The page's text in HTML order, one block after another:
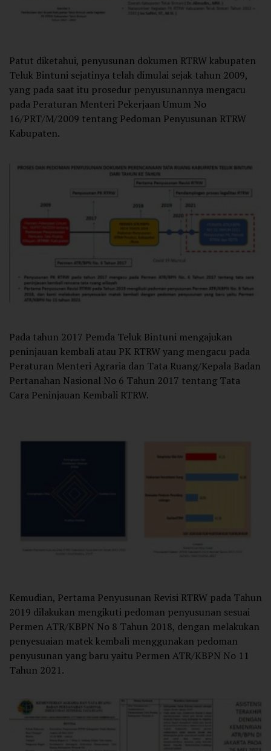
Patut diketahui, penyusunan dokumen RTRW kabupaten
Teluk Bintuni sejatinya telah dimulai sejak tahun 2009,
yang pada saat itu prosedur penyusunannya mengacu
pada Peraturan Menteri Pekerjaan Umum No
16/PRT/M/2009 tentang Pedoman Penyusunan RTRW
Kabupaten.
Pada tahun 2017 Pemda Teluk Bintuni mengajukan
peninjauan kembali atau PK RTRW yang mengacu pada
Peraturan Menteri Agraria dan Tata Ruang/Kepala Badan
Pertanahan Nasional No 6 Tahun 2017 tentang Tata
Cara Peninjauan Kembali RTRW.
Kemudian, Pertama Penyusunan Revisi RTRW pada Tahun
2019 dilakukan mengikuti pedoman penyusunan sesuai
Permen ATR/KBPN No 8 Tahun 2018, dengan melakukan
penyesuaian matek kembali menggunakan pedoman
penyusunan yang baru yaitu Permen ATR/KBPN No 11
Tahun 2021.